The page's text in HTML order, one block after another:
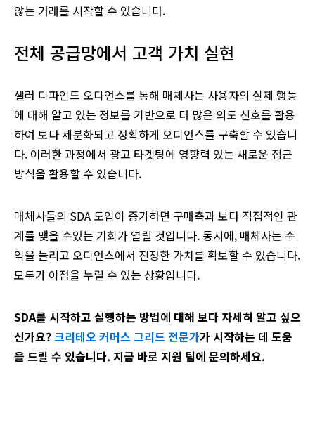
않는 거래를 시작할 수 있습니다.
전체 공급망에서 고객 가치 실현
셀러 디파인드 오디언스를 통해 매체사는 사용자의 실제 행동
에 대해 알고 있는 정보를 기반으로 더 많은 의도 신호를 활용
하여 보다 세분화되고 정확하게 오디언스를 구축할 수 있습니
다. 이러한 과정에서 광고 타겟팅에 영향력 있는 새로운 접근
방식을 활용할 수 있습니다.
매체사들의 SDA 도입이 증가하면 구매측과 보다 직접적인 관
계를 맺을 수있는 기회가 열릴 것입니다. 동시에, 매체사는 수
익을 늘리고 오디언스에서 진정한 가치를 확보할 수 있습니다.
모두가 이점을 누릴 수 있는 상황입니다.
SDA를 시작하고 실행하는 방법에 대해 보다 자세히 알고 싶으
신가요?크리테오 커머스 그리드 전문가가 시작하는 데 도움
을 드릴 수 있습니다. 지금 바로 지원 팀에 문의하세요.